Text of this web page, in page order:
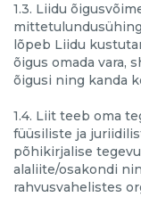
1.3. Liidu
lõpeb Liidu
õigus omada vara,
õigusi ning kanda
1.4. Liit teeb oma
füüsiliste ja
põhikirjalise
alaliite/osakondi
rahvusvahelistes